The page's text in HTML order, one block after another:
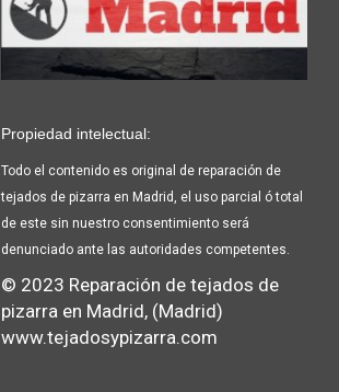
Propiedad intelectual:
Todo el contenido es original de reparación de
tejados de pizarra en Madrid, el uso parcial ó total
de este sin nuestro consentimiento será
denunciado ante las autoridades competentes.
© 2023 Reparación de tejados de
pizarra en Madrid, (Madrid)
www.tejadosypizarra.com